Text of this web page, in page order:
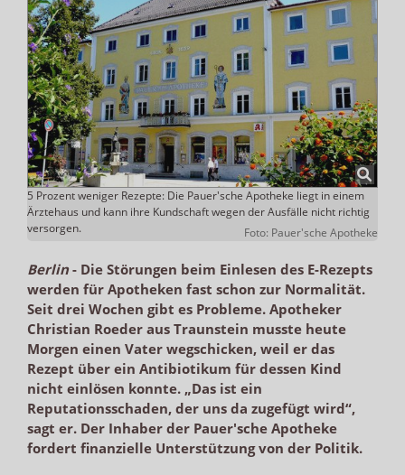
5 Prozent weniger Rezepte: Die Pauer'sche Apotheke liegt in einem
Ärztehaus und kann ihre Kundschaft wegen der Ausfälle nicht richtig
versorgen.
Foto: Pauer'sche Apotheke
Berlin- Die Störungen beim Einlesen des E-Rezepts
werden für Apotheken fast schon zur Normalität.
Seit drei Wochen gibt es Probleme. Apotheker
Christian Roeder aus Traunstein musste heute
Morgen einen Vater wegschicken, weil er das
Rezept über ein Antibiotikum für dessen Kind
nicht einlösen konnte. „Das ist ein
Reputationsschaden, der uns da zugefügt wird“,
sagt er. Der Inhaber der Pauer'sche Apotheke
fordert finanzielle Unterstützung von der Politik.